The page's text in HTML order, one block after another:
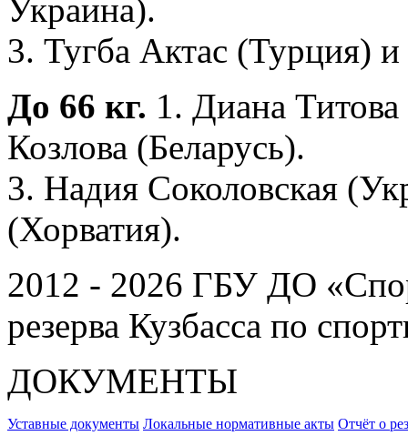
Украина).
3. Тугба Актас (Турция)
До 66 кг. 1. Диана
Козлова (Беларусь).
3. Надия Соколовская
(Хорватия).
2012 - 2026 ГБУ ДО
резерва Кузбасса по
ДОКУМЕНТЫ
Уставные документы Локальные нормативные акты Отчёт о